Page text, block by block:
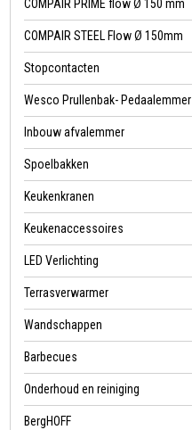
COMPAIR PRIME flow Ø 150 mm
COMPAIR STEEL Flow Ø 150mm
Stopcontacten
Wesco Prullenbak- Pedaalemmer
Inbouw afvalemmer
Spoelbakken
Keukenkranen
Keukenaccessoires
LED Verlichting
Terrasverwarmer
Wandschappen
Barbecues
Onderhoud en reiniging
BergHOFF